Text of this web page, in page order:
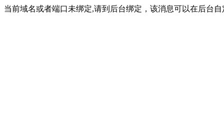
当前域名或者端口未绑定,请到后台绑定，该消息可以在后台自